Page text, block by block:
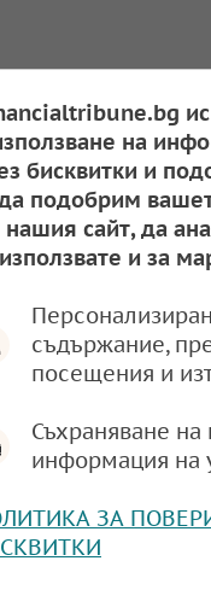
на
бисквитки и
подобрим
нашия сайт, да
използвате и за
съдържание,
посещения и
Съхраняване
информация на
ЗА